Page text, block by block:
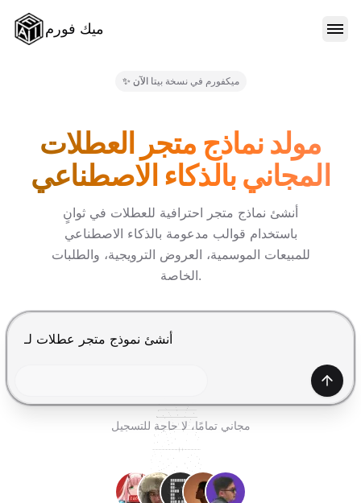
ميك فورم
المدونة
الأسعار
تسجيل الدخول
✨ ميكفورم في نسخة بيتا الآن
مولد نماذج متجر العطلات
المجاني بالذكاء الاصطناعي
أنشئ نماذج متجر احترافية للعطلات في ثوانٍ
باستخدام قوالب مدعومة بالذكاء الاصطناعي
للمبيعات الموسمية، العروض الترويجية، والطلبات
الخاصة.
إنشاء
مجاني تمامًا، لا حاجة للتسجيل